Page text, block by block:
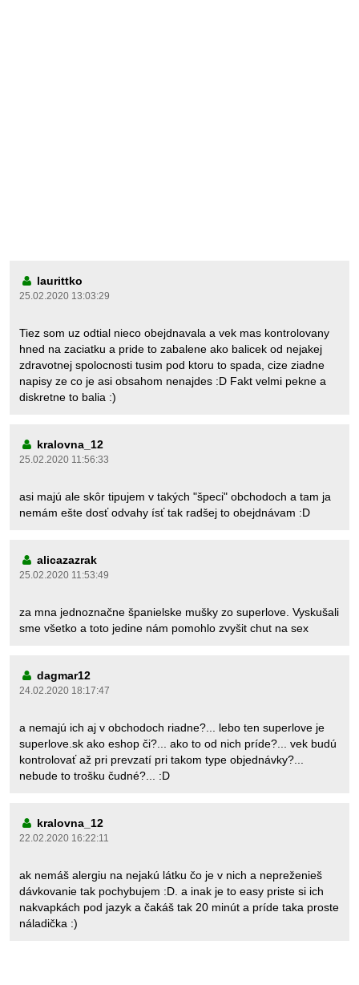
laurittko
25.02.2020 13:03:29
Tiez som uz odtial nieco obejdnavala a vek mas kontrolovany
hned na zaciatku a pride to zabalene ako balicek od nejakej
zdravotnej spolocnosti tusim pod ktoru to spada, cize ziadne
napisy ze co je asi obsahom nenajdes :D Fakt velmi pekne a
diskretne to balia :)
kralovna_12
25.02.2020 11:56:33
asi majú ale skôr tipujem v takých "špeci" obchodoch a tam ja
nemám ešte dosť odvahy ísť tak radšej to obejdnávam :D
alicazazrak
25.02.2020 11:53:49
za mna jednoznačne španielske mušky zo superlove. Vyskušali
sme všetko a toto jedine nám pomohlo zvyšit chut na sex
dagmar12
24.02.2020 18:17:47
a nemajú ich aj v obchodoch riadne?... lebo ten superlove je
superlove.sk ako eshop či?... ako to od nich príde?... vek budú
kontrolovať až pri prevzatí pri takom type objednávky?...
nebude to trošku čudné?... :D
kralovna_12
22.02.2020 16:22:11
ak nemáš alergiu na nejakú látku čo je v nich a nepreženieš
dávkovanie tak pochybujem :D. a inak je to easy priste si ich
nakvapkách pod jazyk a čakáš tak 20 minút a príde taka proste
náladička :)